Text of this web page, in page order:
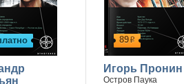
89р
Игорь Пронин
Остров Паука